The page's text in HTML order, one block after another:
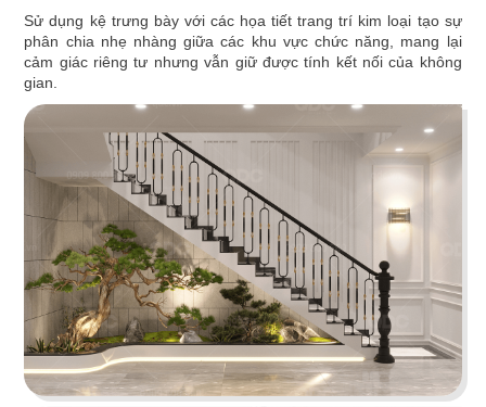
BAOZ DIMSUM
Lấy cảm hứng từ màu sắc thương hiệu, thiết kế
có chiều sâu
Chi tiết
Sử dụng kệ trưng bày với các họa tiết trang trí kim loại tạo sự
phân chia nhẹ nhàng giữa các khu vực chức năng, mang lại
cảm giác riêng tư nhưng vẫn giữ được tính kết nối của không
gian.